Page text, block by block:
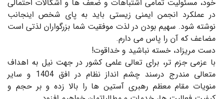
خود، مسئولیت تمامی اشتباهات و ضعف ها و اشکالات احتمالی
در عملکرد انجمن ایمنی زیستی باید به پای شخص اینجانب
نوشته شود. سهیم بودن در لذت موفقیت شما بزرگواران لذتی است
مضاعف که آن را پاس می دارم.
دست مریزاد، خسته نباشید و خداقوت!
با عزمی جزم تر، برای تعالی علمی کشور در جهت نیل به اهداف
متعالی مندرج درسند چشم انداز نظام در افق 1404 و سایر
منویات مقام معظم رهبری آستین ها را بالا زده و بر حجم و